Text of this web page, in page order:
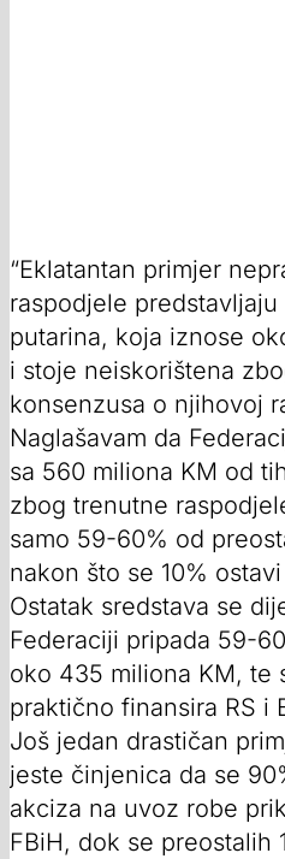
“Eklatantan primjer
raspodjele predstavljaju
putarina, koja iznose
i stoje neiskorištena
konsenzusa o njihovoj
Naglašavam da
sa 560 miliona KM od
zbog trenutne
samo 59-60% od
nakon što se 10%
Ostatak sredstava se
Federaciji pripada 59-
oko 435 miliona KM, te
praktično finansira RS i
Još jedan drastičan
jeste činjenica da se
akciza na uvoz robe
FBiH, dok se preostalih